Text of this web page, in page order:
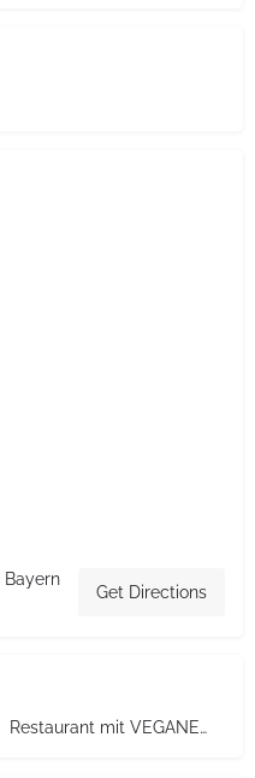
Bayern
Get Directions
Restaurant mit VEGANEN Speisen